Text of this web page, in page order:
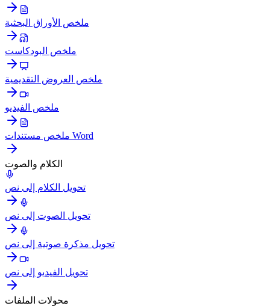
ملخص الأوراق البحثية
ملخص البودكاست
ملخص العروض التقديمية
ملخص الفيديو
ملخص مستندات Word
الكلام والصوت
تحويل الكلام إلى نص
تحويل الصوت إلى نص
تحويل مذكرة صوتية إلى نص
تحويل الفيديو إلى نص
محولات الملفات